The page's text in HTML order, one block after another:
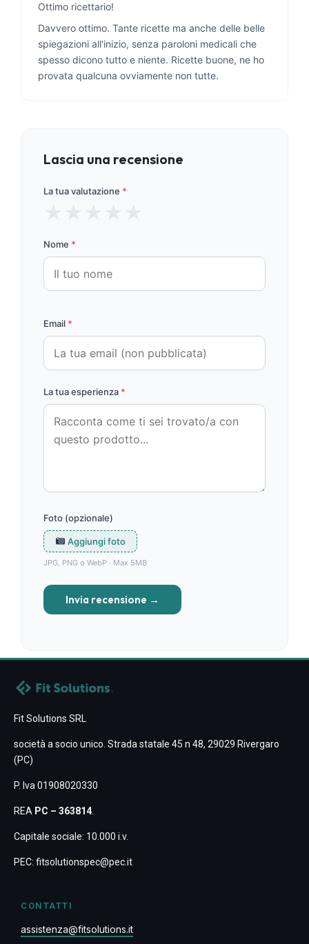
Ottimo ricettario!
Davvero ottimo. Tante ricette ma anche delle belle
spiegazioni all'inizio, senza paroloni medicali che
spesso dicono tutto e niente. Ricette buone, ne ho
provata qualcuna ovviamente non tutte.
Lascia una recensione
La tua valutazione *
Nome *
Email *
La tua esperienza *
Foto (opzionale)
Aggiungi foto
JPG, PNG o WebP · Max 5MB
Invia recensione →
Fit Solutions SRL
società a socio unico. Strada statale 45 n 48, 29029 Rivergaro
(PC)
P. Iva 01908020330
REA PC – 363814
Capitale sociale: 10.000 i.v.
PEC: fitsolutionspec@pec.it
CONTATTI
assistenza@fitsolutions.it